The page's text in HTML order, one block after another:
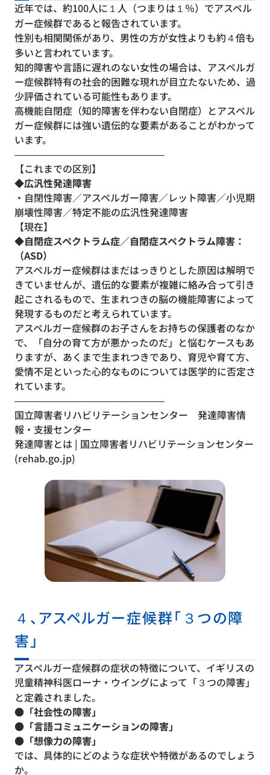
近年では、約100人に１人（つまりは１％）でアスペル
ガー症候群であると報告されています。
性別も相関関係があり、男性の方が女性よりも約４倍も
多いと言われています。
知的障害や言語に遅れのない女性の場合は、アスペルガ
ー症候群特有の社会的困難な現れが目立たないため、過
少評価されている可能性もあります。
高機能自閉症（知的障害を伴わない自閉症）とアスペル
ガー症候群には強い遺伝的な要素があることがわかって
います。
———————————————–
【これまでの区別】
◆広汎性発達障害
・自閉性障害／アスペルガー障害／レット障害／小児期
崩壊性障害／特定不能の広汎性発達障害
【現在】
◆自閉症スペクトラム症／自閉症スペクトラム障害：
（ASD）
アスペルガー症候群はまだはっきりとした原因は解明で
きていませんが、遺伝的な要素が複雑に絡み合って引き
起こされるもので、生まれつきの脳の機能障害によって
発現するものだと考えられています。
アスペルガー症候群のお子さんをお持ちの保護者のなか
で、「自分の育て方が悪かったのだ」と悩むケースもあ
りますが、あくまで生まれつきであり、育児や育て方、
愛情不足といった心的なものについては医学的に否定さ
れています。
———————————————–
国立障害者リハビリテーションセンター 発達障害情
報・支援センター
発達障害とは | 国立障害者リハビリテーションセンター
(rehab.go.jp)
４、アスペルガー症候群「３つの障
害」
アスペルガー症候群の症状の特徴について、イギリスの
児童精神科医ローナ・ウイングによって「３つの障害」
と定義されました。
●「社会性の障害」
●「言語コミュニケーションの障害」
●「想像力の障害」
では、具体的にどのような症状や特徴があるのでしょう
か。